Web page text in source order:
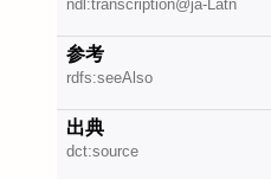
ndl:transcription@ja-Latn
参考
rdfs:seeAlso
出典
dct:source